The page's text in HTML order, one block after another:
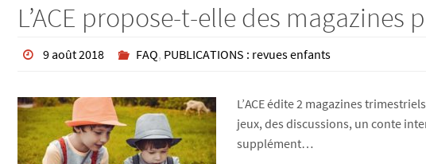
L’ACE propose-t-elle des magazines
9 août 2018 FAQ, PUBLICATIONS : revues enfants
L’ACE édite 2 magazines
jeux, des discussions, un conte
supplément…